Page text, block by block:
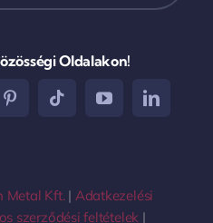
Oldalakon!
Metal Kft.| Adatkezelési
szerződési feltételek |